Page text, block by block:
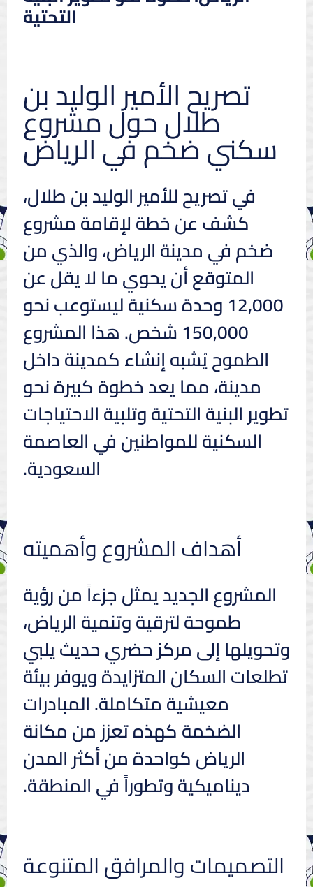
التحتية
تصريح الأمير الوليد بن
طلال حول مشروع
سكني ضخم في الرياض
في تصريح للأمير الوليد بن طلال،
كشف عن خطة لإقامة مشروع
ضخم في مدينة الرياض، والذي من
المتوقع أن يحوي ما لا يقل عن
12,000 وحدة سكنية ليستوعب نحو
150,000 شخص. هذا المشروع
الطموح يُشبه إنشاء كمدينة داخل
مدينة، مما يعد خطوة كبيرة نحو
تطوير البنية التحتية وتلبية الاحتياجات
السكنية للمواطنين في العاصمة
السعودية.
أهداف المشروع وأهميته
المشروع الجديد يمثل جزءاً من رؤية
طموحة لترقية وتنمية الرياض،
وتحويلها إلى مركز حضري حديث يلبي
تطلعات السكان المتزايدة ويوفر بيئة
معيشية متكاملة. المبادرات
الضخمة كهذه تعزز من مكانة
الرياض كواحدة من أكثر المدن
ديناميكية وتطوراً في المنطقة.
التصميمات والمرافق المتنوعة